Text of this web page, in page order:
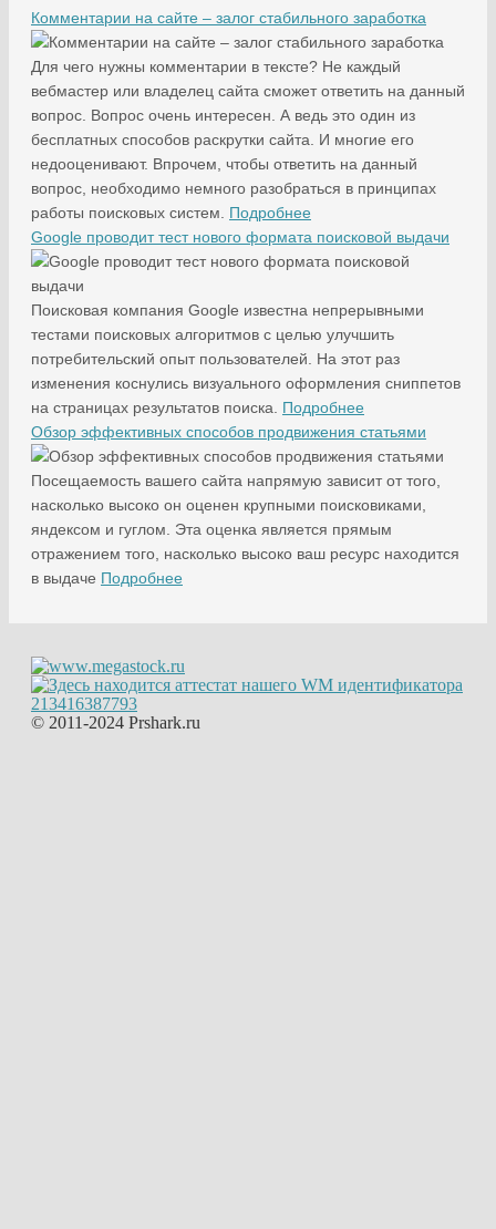
Комментарии на сайте – залог стабильного заработка
Для чего нужны комментарии в тексте? Не каждый
вебмастер или владелец сайта сможет ответить на данный
вопрос. Вопрос очень интересен. А ведь это один из
бесплатных способов раскрутки сайта. И многие его
недооценивают. Впрочем, чтобы ответить на данный
вопрос, необходимо немного разобраться в принципах
работы поисковых систем. Подробнее
Google проводит тест нового формата поисковой выдачи
Поисковая компания Google известна непрерывными
тестами поисковых алгоритмов с целью улучшить
потребительский опыт пользователей. На этот раз
изменения коснулись визуального оформления сниппетов
на страницах результатов поиска. Подробнее
Обзор эффективных способов продвижения статьями
Посещаемость вашего сайта напрямую зависит от того,
насколько высоко он оценен крупными поисковиками,
яндексом и гуглом. Эта оценка является прямым
отражением того, насколько высоко ваш ресурс находится
в выдаче Подробнее
© 2011-2024 Prshark.ru